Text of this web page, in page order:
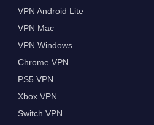
VPN Android Lite
VPN Mac
VPN Windows
Chrome VPN
PS5 VPN
Xbox VPN
Switch VPN